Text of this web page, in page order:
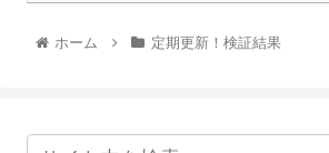
ホーム 定期更新！検証結果